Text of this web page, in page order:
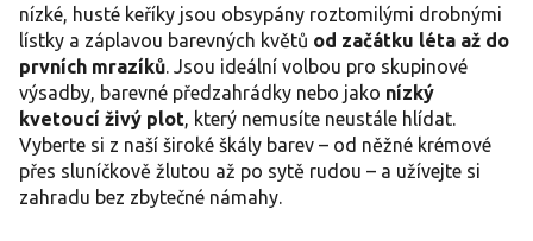
nízké, husté keříky jsou obsypány roztomilými drobnými
lístky a záplavou barevných květů od začátku léta až do
prvních mrazíků . Jsou ideální volbou pro skupinové
výsadby, barevné předzahrádky nebo jako nízký
kvetoucí živý plot , který nemusíte neustále hlídat.
Vyberte si z naší široké škály barev – od něžné krémové
přes sluníčkově žlutou až po sytě rudou – a užívejte si
zahradu bez zbytečné námahy.